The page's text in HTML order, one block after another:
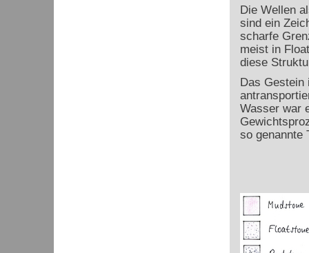
Die Wellen
sind ein
scharfe
meist in
diese
Das Gestein
Wasser war
so genannte